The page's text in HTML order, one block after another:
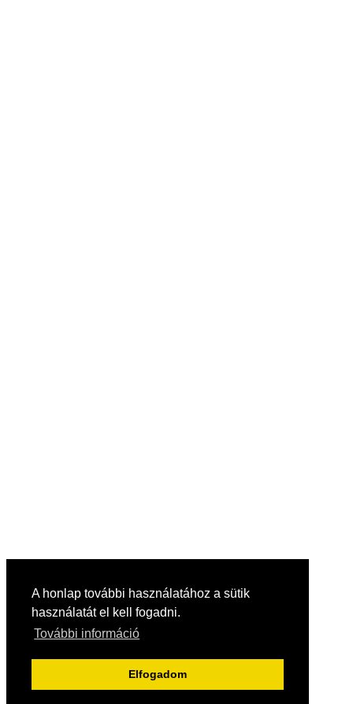
A honlap további használatához a sütik
használatát el kell fogadni.
További információ
Elfogadom